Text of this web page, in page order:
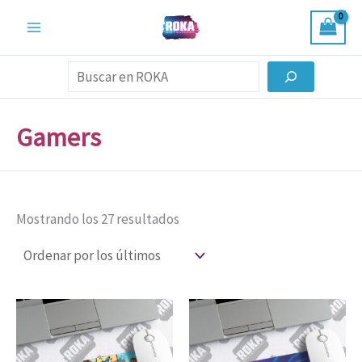
contenido
Buscar
Gamers
Mostrando los 27 resultados
por
los